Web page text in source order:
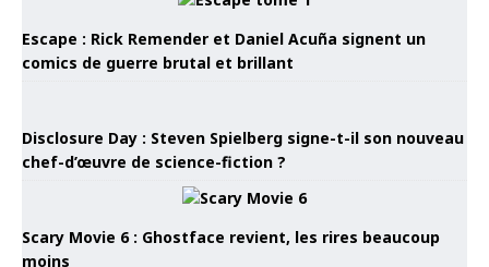
Escape : Rick Remender et Daniel Acuña signent un
comics de guerre brutal et brillant
Disclosure Day : Steven Spielberg signe-t-il son nouveau
chef-d’œuvre de science-fiction ?
Scary Movie 6 : Ghostface revient, les rires beaucoup
moins